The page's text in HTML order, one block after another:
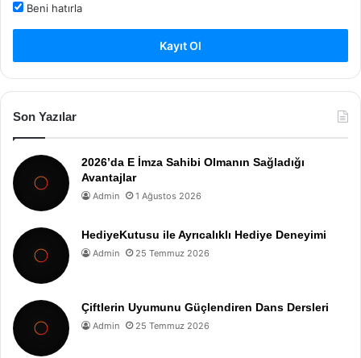
Beni hatırla
Kayıt Ol
Son Yazılar
2026’da E İmza Sahibi Olmanın Sağladığı
Avantajlar
Admin 1 Ağustos 2026
HediyeKutusu ile Ayrıcalıklı Hediye Deneyimi
Admin 25 Temmuz 2026
Çiftlerin Uyumunu Güçlendiren Dans Dersleri
Admin 25 Temmuz 2026